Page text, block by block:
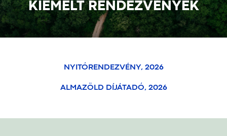
KIEMELT RENDEZVÉNYEK
NYITÓRENDEZVÉNY, 2026
ALMAZÖLD DÍJÁTADÓ, 2026